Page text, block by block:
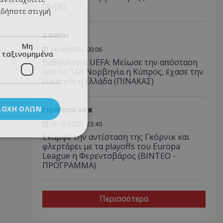
06/08)
ΔΙΕΘΝΗ
06.08.2026 - 00:06
Βαθμολογία UEFA: Μείωσε την απόσταση
από τη 14η Νορβηγία η Κύπρος, έχασε την
ευκαιρία η Ελλάδα (ΠΙΝΑΚΑΣ)
ΓΙΟΥΡΟΠΑ ΛΙΓΚ
05.08.2026 - 23:45
Έκαμψε την αντίσταση της Γκόρνικ και
φλερτάρει με τα playoffs του Europa
League η Φερεντσβάρος (ΒΙΝΤΕΟ -
ΠΡΟΓΡΑΜΜΑ)
Περισσότερα
στιγμή
Μη
ταξινομημένα
ΌΛΩΝ